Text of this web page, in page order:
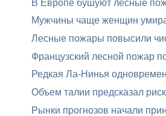
В Европе бушуют лесные
Мужчины чаще женщин
Лесные пожары повысили
Французский лесной пожар
Редкая Ла-Нинья
Объем талии предсказал
Рынки прогнозов начали